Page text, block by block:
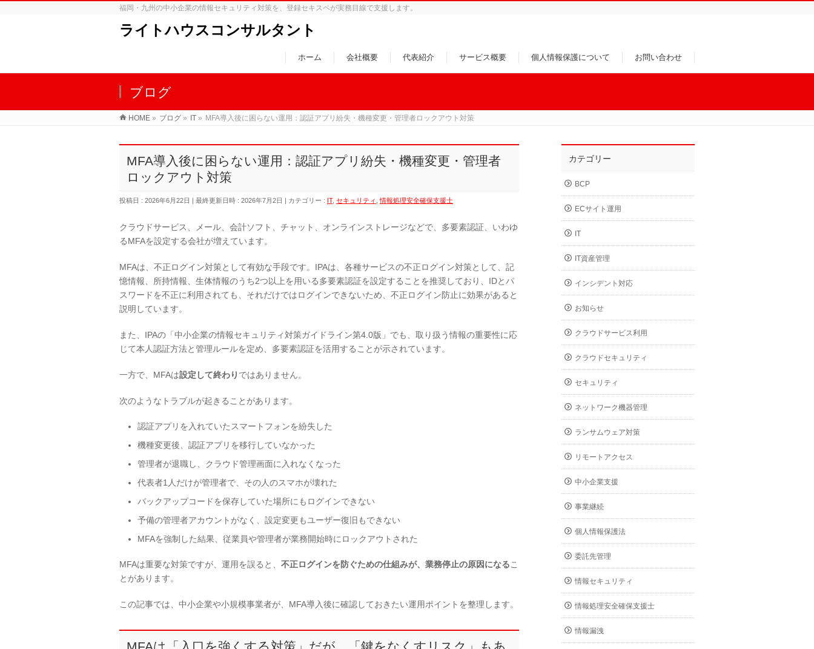
福岡・九州の中小企業の情報セキュリティ対策を、登録セキスペが実務目線で支援します。
ライトハウスコンサルタント
ホーム 会社概要 代表紹介 サービス概要 個人情報保護について お問い合わせ
ブログ
HOME » ブログ » IT » MFA導入後に困らない運用：認証アプリ紛失・機種変更・管理者ロックアウト対策
MFA導入後に困らない運用：認証アプリ紛失・機種変更・管理者
ロックアウト対策
投稿日 : 2026年6月22日 最終更新日時 : 2026年7月2日 カテゴリー : IT, セキュリティ ,情報処理安全確保支援士
クラウドサービス、メール、会計ソフト、チャット、オンラインストレージなどで、多要素認証、いわゆ
るMFAを設定する会社が増えています。
MFAは、不正ログイン対策として有効な手段です。IPAは、各種サービスの不正ログイン対策として、記
憶情報、所持情報、生体情報のうち2つ以上を用いる多要素認証を設定することを推奨しており、IDとパ
スワードを不正に利用されても、それだけではログインできないため、不正ログイン防止に効果があると
説明しています。
また、IPAの「中小企業の情報セキュリティ対策ガイドライン第4.0版」でも、取り扱う情報の重要性に応
じて本人認証方法と管理ルールを定め、多要素認証を活用することが示されています。
一方で、MFAは設定して終わり ではありません。
次のようなトラブルが起きることがあります。
認証アプリを入れていたスマートフォンを紛失した
機種変更後、認証アプリを移行していなかった
管理者が退職し、クラウド管理画面に入れなくなった
代表者1人だけが管理者で、その人のスマホが壊れた
バックアップコードを保存していた場所にもログインできない
予備の管理者アカウントがなく、設定変更もユーザー復旧もできない
MFAを強制した結果、従業員や管理者が業務開始時にロックアウトされた
MFAは重要な対策ですが、運用を誤ると、 不正ログインを防ぐための仕組みが、業務停止の原因になるこ
とがあります。
この記事では、中小企業や小規模事業者が、MFA導入後に確認しておきたい運用ポイントを整理します。
カテゴリー
BCP
ECサイト運用
IT
IT資産管理
インシデント対応
お知らせ
クラウドサービス利用
クラウドセキュリティ
セキュリティ
ネットワーク機器管理
ランサムウェア対策
リモートアクセス
中小企業支援
事業継続
個人情報保護法
委託先管理
情報セキュリティ
情報処理安全確保支援士
情報漏洩